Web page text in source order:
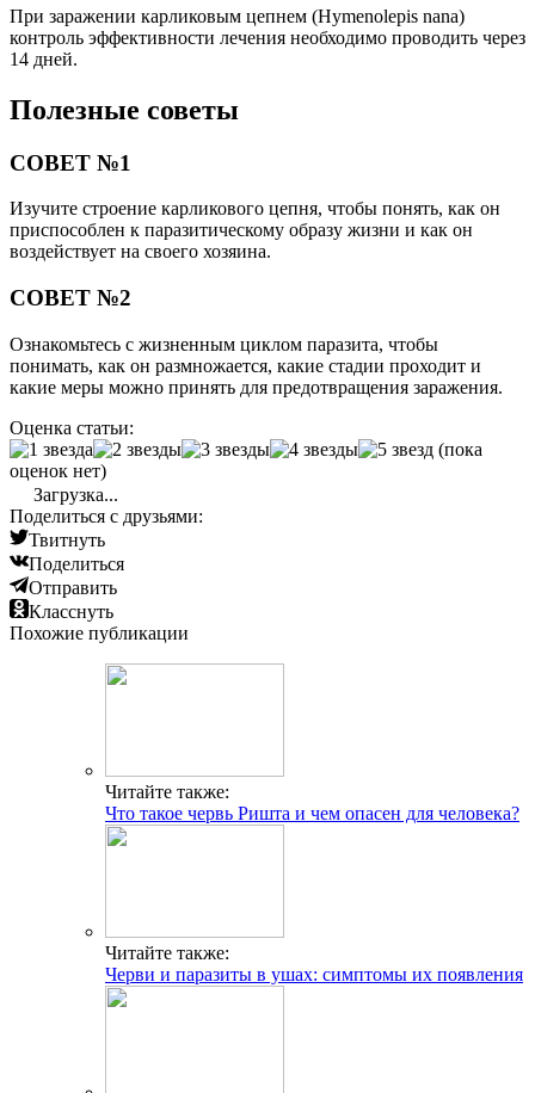
При заражении карликовым цепнем (Hymenolepis nana)
контроль эффективности лечения необходимо проводить через
14 дней.
Полезные советы
СОВЕТ №1
Изучите строение карликового цепня, чтобы понять, как он
приспособлен к паразитическому образу жизни и как он
воздействует на своего хозяина.
СОВЕТ №2
Ознакомьтесь с жизненным циклом паразита, чтобы
понимать, как он размножается, какие стадии проходит и
какие меры можно принять для предотвращения заражения.
Оценка статьи:
(пока
оценок нет)
Загрузка...
Поделиться с друзьями:
Твитнуть
Поделиться
Отправить
Класснуть
Похожие публикации
Читайте также:
Что такое червь Ришта и чем опасен для человека?
Читайте также:
Черви и паразиты в ушах: симптомы их появления